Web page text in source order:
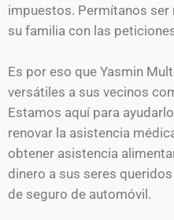
impuestos. Permítanos
su familia con las
Es por eso que Yasmin
versátiles a sus vecinos
Estamos aquí para
renovar la asistencia
obtener asistencia
dinero a sus seres
de seguro de automóvil.